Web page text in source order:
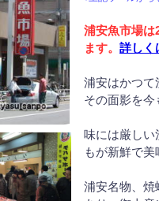
浦安魚市場は
ます。詳しく
浦安はかつて
その面影を今
味には厳しい
もが新鮮で美
浦安名物、焼